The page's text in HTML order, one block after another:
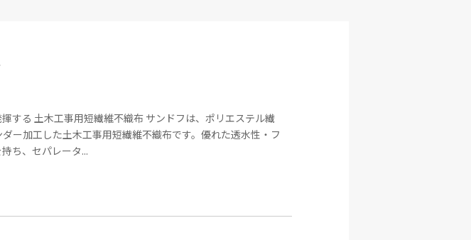
する 土木工事用短繊維不織布 サンドフは、ポリエステル繊
ー加工した土木工事用短繊維不織布です。優れた透水性・フ
ち、セパレータ...